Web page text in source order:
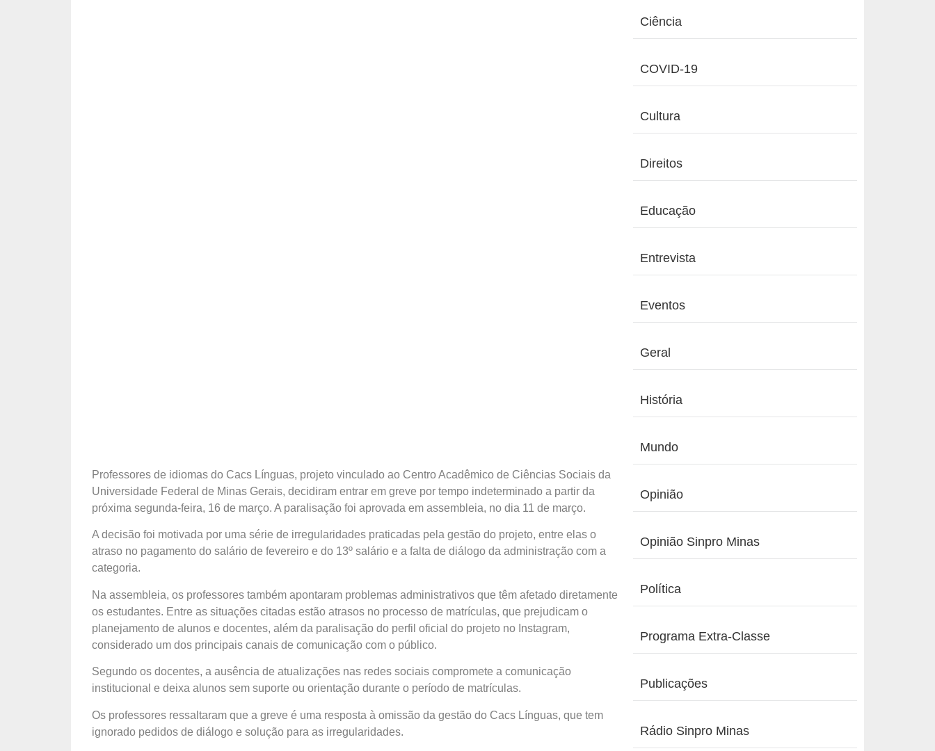
Professores de idiomas do Cacs Línguas, projeto vinculado ao Centro Acadêmico de Ciências Sociais da
Universidade Federal de Minas Gerais, decidiram entrar em greve por tempo indeterminado a partir da
próxima segunda-feira, 16 de março. A paralisação foi aprovada em assembleia, no dia 11 de março.
A decisão foi motivada por uma série de irregularidades praticadas pela gestão do projeto, entre elas o
atraso no pagamento do salário de fevereiro e do 13º salário e a falta de diálogo da administração com a
categoria.
Na assembleia, os professores também apontaram problemas administrativos que têm afetado diretamente
os estudantes. Entre as situações citadas estão atrasos no processo de matrículas, que prejudicam o
planejamento de alunos e docentes, além da paralisação do perfil oficial do projeto no Instagram,
considerado um dos principais canais de comunicação com o público.
Segundo os docentes, a ausência de atualizações nas redes sociais compromete a comunicação
institucional e deixa alunos sem suporte ou orientação durante o período de matrículas.
Os professores ressaltaram que a greve é uma resposta à omissão da gestão do Cacs Línguas, que tem
ignorado pedidos de diálogo e solução para as irregularidades.
Ciência
COVID-19
Cultura
Direitos
Educação
Entrevista
Eventos
Geral
História
Mundo
Opinião
Opinião Sinpro Minas
Política
Programa Extra-Classe
Publicações
Rádio Sinpro Minas